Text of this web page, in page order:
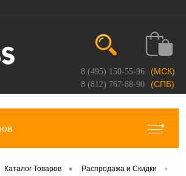
8 (495) 150-55-96 (МСК)
8 (812) 767-88-90 (СПБ)
Каталог Товаров • Распродажа и Скидки •